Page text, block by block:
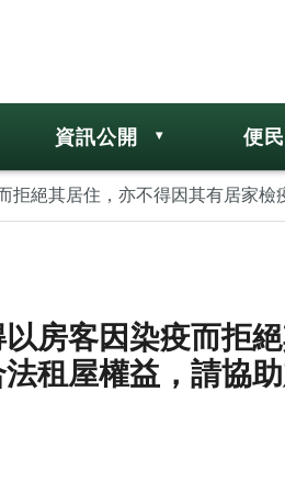
資訊公開 便
拒絕其居住，亦不得因其有居家檢
房客因染疫而拒
租屋權益，請協助